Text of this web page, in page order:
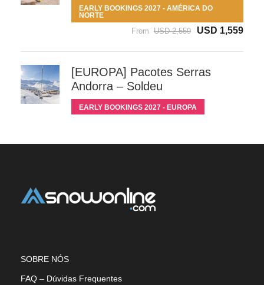
EARLY BOOKINGS 2027 - AMÉRICA DO
NORTE
From USD 2,559 USD 1,559
[EUROPA] Pacotes Serras
Andorra – Soldeu
EARLY BOOKINGS 2027 - EUROPA
SOBRE NÓS
FAQ – Dúvidas Frequentes